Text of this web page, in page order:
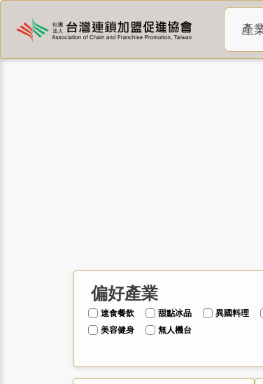
產
偏好產業
速食餐飲 甜點冰品 異國料理
美容健身
無人機台